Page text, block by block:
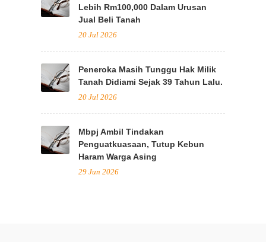
Lebih Rm100,000 Dalam Urusan
Jual Beli Tanah
20 Jul 2026
Peneroka Masih Tunggu Hak Milik
Tanah Didiami Sejak 39 Tahun Lalu.
20 Jul 2026
Mbpj Ambil Tindakan
Penguatkuasaan, Tutup Kebun
Haram Warga Asing
29 Jun 2026